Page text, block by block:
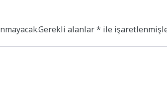
Gerekli alanlar* ile